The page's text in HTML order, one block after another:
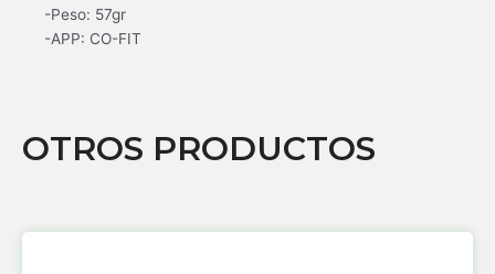
-Peso: 57gr
-APP: CO-FIT
OTROS PRODUCTOS